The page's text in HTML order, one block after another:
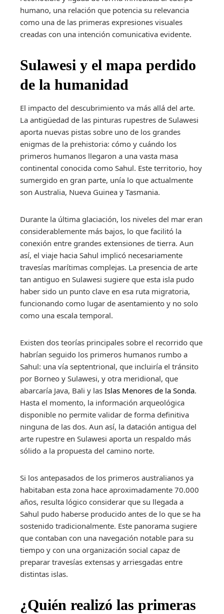
humano, una relación que potencia su relevancia
como una de las primeras expresiones visuales
creadas con una intención comunicativa evidente.
Sulawesi y el mapa perdido
de la humanidad
El impacto del descubrimiento va más allá del arte.
La antigüedad de las pinturas rupestres de Sulawesi
aporta nuevas pistas sobre uno de los grandes
enigmas de la prehistoria: cómo y cuándo los
primeros humanos llegaron a una vasta masa
continental conocida como Sahul. Este territorio, hoy
sumergido en gran parte, unía lo que actualmente
son Australia, Nueva Guinea y Tasmania.
Durante la última glaciación, los niveles del mar eran
considerablemente más bajos, lo que facilitó la
conexión entre grandes extensiones de tierra. Aun
así, el viaje hacia Sahul implicó necesariamente
travesías marítimas complejas. La presencia de arte
tan antiguo en Sulawesi sugiere que esta isla pudo
haber sido un punto clave en esa ruta migratoria,
funcionando como lugar de asentamiento y no solo
como una escala temporal.
Existen dos teorías principales sobre el recorrido que
habrían seguido los primeros humanos rumbo a
Sahul: una vía septentrional, que incluiría el tránsito
por Borneo y Sulawesi, y otra meridional, que
abarcaría Java, Bali y las Islas Menores de la Sonda.
Hasta el momento, la información arqueológica
disponible no permite validar de forma definitiva
ninguna de las dos. Aun así, la datación antigua del
arte rupestre en Sulawesi aporta un respaldo más
sólido a la propuesta del camino norte.
Si los antepasados de los primeros australianos ya
habitaban esta zona hace aproximadamente 70.000
años, resulta lógico considerar que su llegada a
Sahul pudo haberse producido antes de lo que se ha
sostenido tradicionalmente. Este panorama sugiere
que contaban con una navegación notable para su
tiempo y con una organización social capaz de
preparar travesías extensas y arriesgadas entre
distintas islas.
¿Quién realizó las primeras